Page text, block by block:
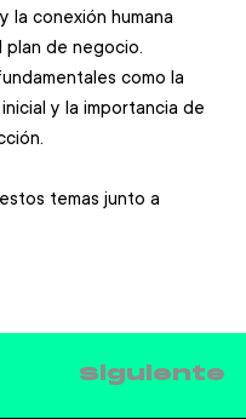
la conexión humana
plan de negocio.
como la
y la importancia de
temas junto a
Siguiente